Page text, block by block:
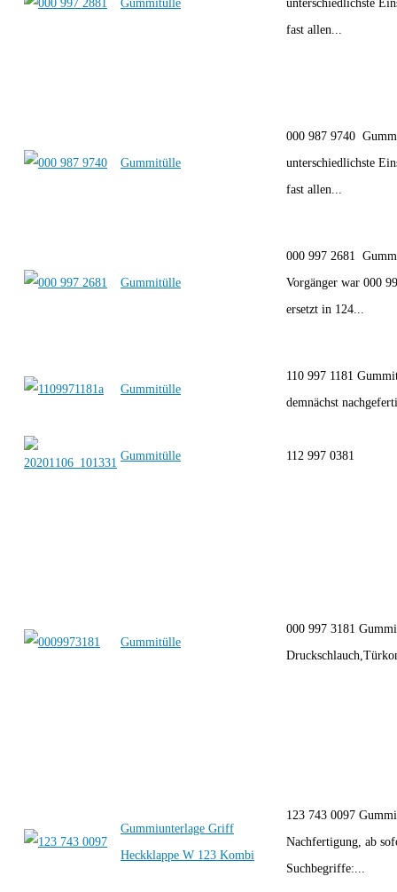
Gummitülle
unterschiedlichste
fast allen...
Gummitülle
000 987 9740
unterschiedlichste
fast allen...
Gummitülle
000 997 2681
Vorgänger war 000
ersetzt in 124...
Gummitülle
110 997 1181
demnächst
Gummitülle 112 997 0381
Gummitülle
000 997 3181
Gummiunterlage Griff
Heckklappe W 123 Kombi
123 743 0097
Nachfertigung, ab
Suchbegriffe:...